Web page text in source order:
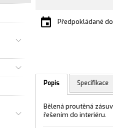
Předpokládané
Popis Specifikace
Bělená proutěná
řešením do interiéru.